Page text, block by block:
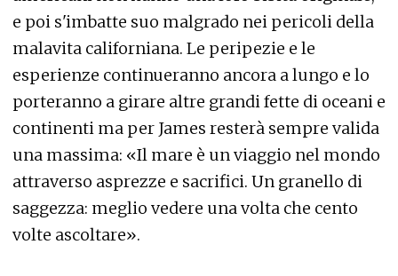
e poi s'imbatte suo malgrado nei pericoli della
malavita californiana. Le peripezie e le
esperienze continueranno ancora a lungo e lo
porteranno a girare altre grandi fette di oceani e
continenti ma per James resterà sempre valida
una massima: «Il mare è un viaggio nel mondo
attraverso asprezze e sacrifici. Un granello di
saggezza: meglio vedere una volta che cento
volte ascoltare».